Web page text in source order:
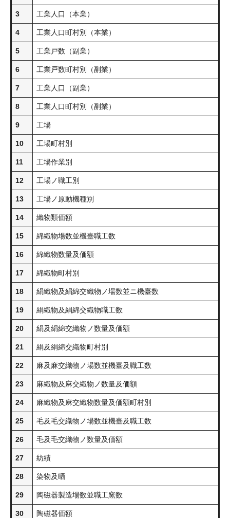
3 工業人口（本業）
4 工業人口町村別（本業）
5 工業戸数（副業）
6 工業戸数町村別（副業）
7 工業人口（副業）
8 工業人口町村別（副業）
9 工場
10 工場町村別
11 工場作業別
12 工場ノ職工別
13 工場ノ原動機種別
14 織物類価額
15 綿織物場数並機臺職工数
16 綿織物数量及価額
17 綿織物町村別
18 絹織物及絹綿交織物ノ場数並ニ機臺数
19 絹織物及絹綿交織物職工数
20 絹及絹綿交織物ノ数量及価額
21 絹及絹綿交織物町村別
22 麻及麻交織物ノ場数並機臺及職工数
23 麻織物及麻交織物ノ数量及価額
24 麻織物及麻交織物数量及価額町村別
25 毛及毛交織物ノ場数並機臺及職工数
26 毛及毛交織物ノ数量及価額
27 紡績
28 染物及晒
29 陶磁器製造場数並職工窯数
30 陶磁器価額